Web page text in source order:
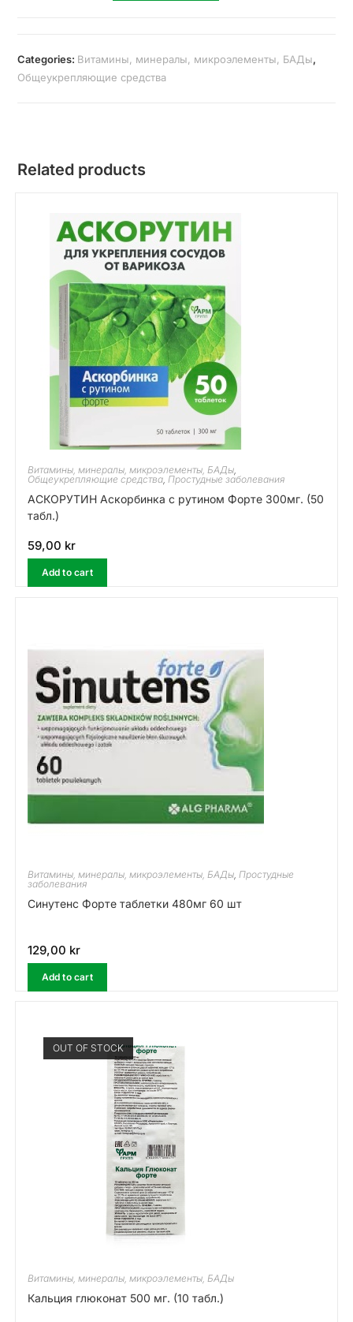
Categories: Витамины, минералы, микроэлементы, БАДы,
Общеукрепляющие средства
Related products
Витамины, минералы, микроэлементы, БАДы,
Общеукрепляющие средства, Простудные заболевания
АСКОРУТИН Аскорбинка с рутином Форте 300мг. (50
табл.)
59,00 kr
Add to cart
Витамины, минералы, микроэлементы, БАДы, Простудные
заболевания
Синутенс Форте таблетки 480мг 60 шт
129,00 kr
Add to cart
OUT OF STOCK
Витамины, минералы, микроэлементы, БАДы
Кальция глюконат 500 мг. (10 табл.)